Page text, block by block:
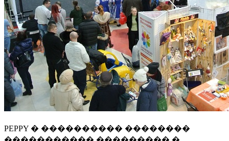
PEPPY � ���������� ��������